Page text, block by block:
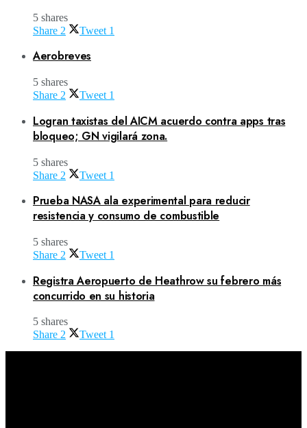
5 shares
Share 2 Tweet 1
Aerobreves
5 shares
Share 2 Tweet 1
Logran taxistas del AICM acuerdo contra apps tras
bloqueo; GN vigilará zona.
5 shares
Share 2 Tweet 1
Prueba NASA ala experimental para reducir
resistencia y consumo de combustible
5 shares
Share 2 Tweet 1
Registra Aeropuerto de Heathrow su febrero más
concurrido en su historia
5 shares
Share 2 Tweet 1